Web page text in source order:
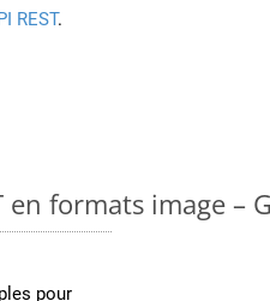
REST.
formats image –
pour